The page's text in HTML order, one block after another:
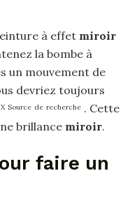
à effet miroir
la bombe à
un mouvement de
devriez toujours
X Source de recherche . Cette
brillance miroir.
faire un